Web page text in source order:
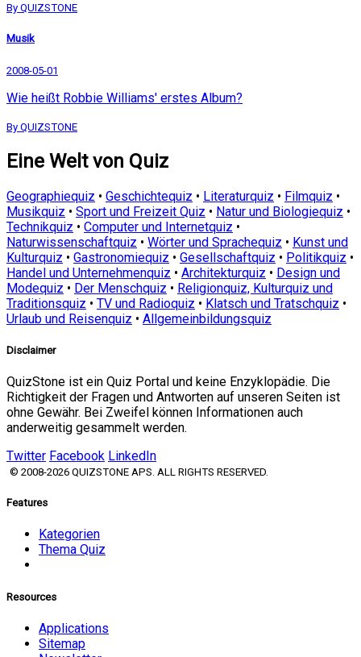
By QUIZSTONE
Musik
2008-05-01
Wie heißt Robbie Williams' erstes Album?
By QUIZSTONE
Eine Welt von Quiz
Geographiequiz • Geschichtequiz • Literaturquiz • Filmquiz •
Musikquiz • Sport und Freizeit Quiz • Natur und Biologiequiz •
Technikquiz • Computer und Internetquiz •
Naturwissenschaftquiz • Wörter und Sprachequiz • Kunst und
Kulturquiz • Gastronomiequiz • Gesellschaftquiz • Politikquiz •
Handel und Unternehmenquiz • Architekturquiz • Design und
Modequiz • Der Menschquiz • Religionquiz, Kulturquiz und
Traditionsquiz • TV und Radioquiz • Klatsch und Tratschquiz •
Urlaub und Reisenquiz • Allgemeinbildungsquiz
Disclaimer
QuizStone ist ein Quiz Portal und keine Enzyklopädie. Die
Richtigkeit der Fragen und Antworten auf unseren Seiten ist
ohne Gewähr. Bei Zweifel können Informationen auch
anderweitig gesammelt werden.
Twitter Facebook LinkedIn
© 2008-2026 QUIZSTONE APS. ALL RIGHTS RESERVED.
Features
Kategorien
Thema Quiz
Resources
Applications
Sitemap